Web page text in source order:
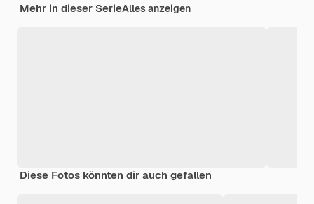
Mehr in dieser SerieAlles anzeigen
Diese Fotos könnten dir auch gefallen